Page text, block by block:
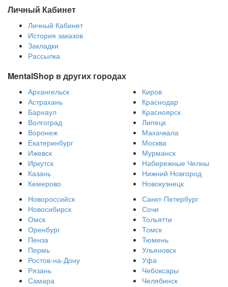
Личный Кабинет
Личный Кабинет
История заказов
Закладки
Рассылка
MentalShop в других городах
Архангельск
Астрахань
Барнаул
Волгоград
Воронеж
Екатеринбург
Ижевск
Иркутск
Казань
Кемерово
Киров
Краснодар
Красноярск
Липецк
Махачкала
Москва
Мурманск
Набережные Челны
Нижний Новгород
Новокузнецк
Новороссийск
Новосибирск
Омск
Оренбург
Пенза
Пермь
Ростов-на-Дону
Рязань
Самара
Санкт-Петербург
Сочи
Тольятти
Томск
Тюмень
Ульяновск
Уфа
Чебоксары
Челябинск